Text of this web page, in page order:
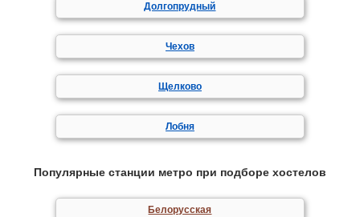
Долгопрудный
Чехов
Щелково
Лобня
Популярные станции метро при подборе хостелов
Белорусская